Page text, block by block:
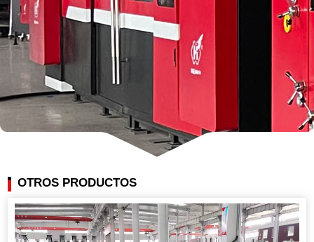
OTROS PRODUCTOS